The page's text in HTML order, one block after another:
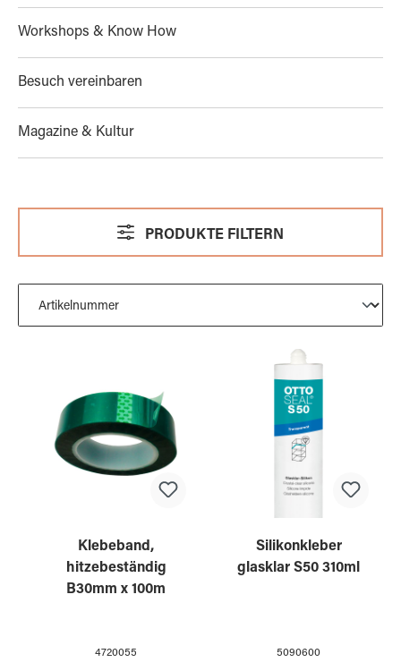
Workshops & Know How
Besuch vereinbaren
Magazine & Kultur
PRODUKTE FILTERN
Klebeband,
hitzebeständig
B30mm x 100m
4720055
Silikonkleber
glasklar S50 310ml
5090600